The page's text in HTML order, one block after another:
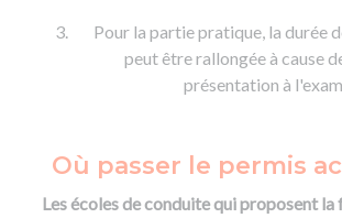
Pour la partie pratique, la durée
peut être rallongée à cause
présentation à
Où passer le permis
Les écoles de conduite qui proposent